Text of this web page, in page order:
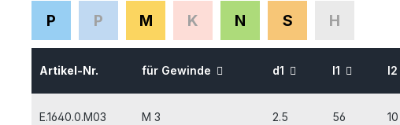
P P M K N S H
Artikel-Nr. für Gewinde d1 l1 l2
E.1640.0.M03 M 3 2.5 56 10